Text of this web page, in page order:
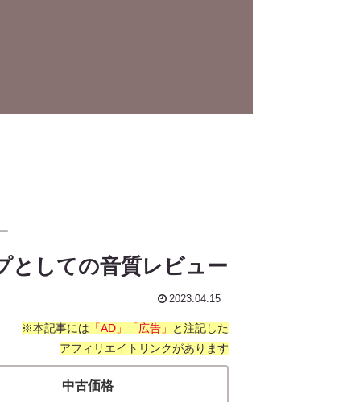
としての音質レビュー
2023.04.15
※本記事には 「AD」「広告」
と注記した
アフィリエイトリンクがあります
中古価格